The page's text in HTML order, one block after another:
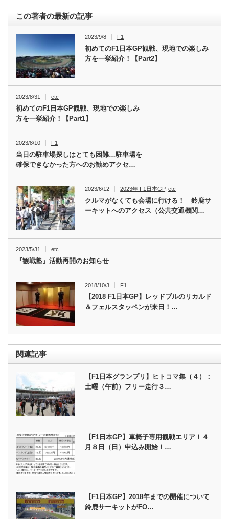
この著者の最新の記事
2023/9/8 F1
初めてのF1日本GP観戦、現地での楽しみ
方を一挙紹介！【Part2】
2023/8/31 etc
初めてのF1日本GP観戦、現地での楽しみ
方を一挙紹介！【Part1】
2023/8/10 F1
当日の駐車場探しはとても困難…駐車場を
確保できなかった方へのお勧めアクセ…
2023/6/12 2023年 F1日本GP,etc
クルマがなくても会場に行ける！ 鈴鹿サ
ーキットへのアクセス（公共交通機関…
2023/5/31 etc
『観戦塾』活動再開のお知らせ
2018/10/3 F1
【2018 F1日本GP】レッドブルのリカルド
＆フェルスタッペンが来日！…
関連記事
【F1日本グランプリ】ヒトコマ集（４）：
土曜（午前）フリー走行３…
【F1日本GP】車椅子専用観戦エリア！４
月８日（日）申込み開始！…
【F1日本GP】2018年までの開催について
鈴鹿サーキットがFO…